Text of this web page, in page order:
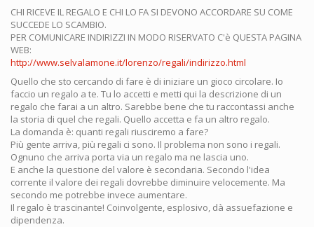
CHI RICEVE IL REGALO E CHI LO FA SI DEVONO ACCORDARE SU COME
SUCCEDE LO SCAMBIO.
PER COMUNICARE INDIRIZZI IN MODO RISERVATO C'è QUESTA PAGINA
WEB:
http://www.selvalamone.it/lorenzo/regali/indirizzo.html
Quello che sto cercando di fare è di iniziare un gioco circolare. Io
faccio un regalo a te. Tu lo accetti e metti qui la descrizione di un
regalo che farai a un altro. Sarebbe bene che tu raccontassi anche
la storia di quel che regali. Quello accetta e fa un altro regalo.
La domanda è: quanti regali riusciremo a fare?
Più gente arriva, più regali ci sono. Il problema non sono i regali.
Ognuno che arriva porta via un regalo ma ne lascia uno.
E anche la questione del valore è secondaria. Secondo l'idea
corrente il valore dei regali dovrebbe diminuire velocemente. Ma
secondo me potrebbe invece aumentare.
Il regalo è trascinante! Coinvolgente, esplosivo, dà assuefazione e
dipendenza.